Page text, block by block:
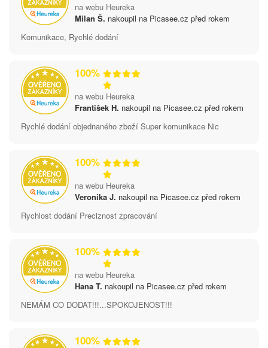
na webu Heureka
Milan Š. nakoupil na Picasee.cz před rokem
Komunikace, Rychlé dodání
100%
na webu Heureka
František H. nakoupil na Picasee.cz před rokem
Rychlé dodání objednaného zboží Super komunikace Nic
100%
na webu Heureka
Veronika J. nakoupil na Picasee.cz před rokem
Rychlost dodání Preciznost zpracování
100%
na webu Heureka
Hana T. nakoupil na Picasee.cz před rokem
NEMÁM CO DODAT!!!...SPOKOJENOST!!!
100%